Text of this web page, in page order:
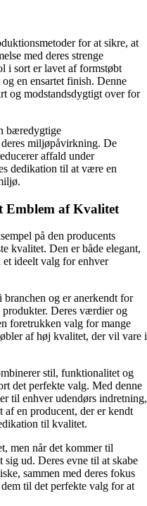
for at sikre, at
med deres strenge
i sort er lavet af formstøbt
en ensartet finish. Denne
og modstandsdygtigt over for
bæredygtige
miljøpåvirkning. De
affald under
dedikation til at være en
Emblem af Kvalitet
på den producents
kvalitet. Den er både elegant,
ideelt valg for enhver
og er anerkendt for
produkter. Deres værdier og
foretrukken valg for mange
af høj kvalitet, der vil vare i
stil, funktionalitet og
det perfekte valg. Med denne
til enhver udendørs indretning,
af en producent, der er kendt
til kvalitet.
men når det kommer til
ud. Deres evne til at skabe
sammen med deres fokus
til det perfekte valg for at